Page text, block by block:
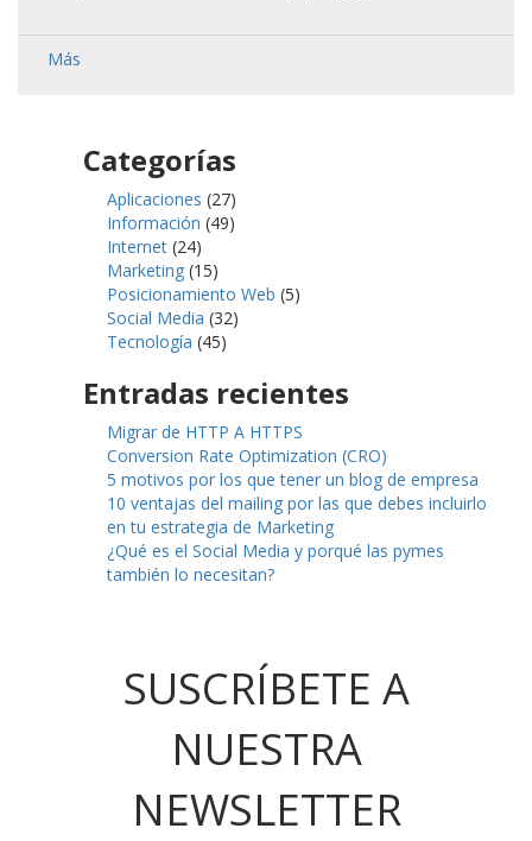
Más
Categorías
Aplicaciones (27)
Información (49)
Internet (24)
Marketing (15)
Posicionamiento Web (5)
Social Media (32)
Tecnología (45)
Entradas recientes
Migrar de HTTP A HTTPS
Conversion Rate Optimization (CRO)
5 motivos por los que tener un blog de empresa
10 ventajas del mailing por las que debes incluirlo
en tu estrategia de Marketing
¿Qué es el Social Media y porqué las pymes
también lo necesitan?
SUSCRÍBETE A
NUESTRA
NEWSLETTER